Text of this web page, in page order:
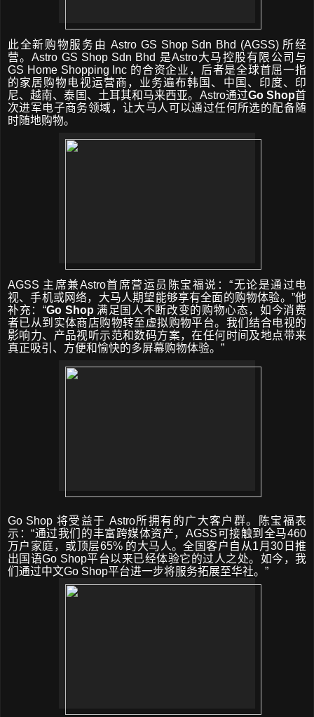
此全新购物服务由 Astro GS Shop Sdn Bhd (AGSS) 所经
营。Astro GS Shop Sdn Bhd 是Astro大马控股有限公司与
GS Home Shopping Inc 的合资企业 ， 后者是全球首屈一指
的家居购物电视运营商 ， 业务遍布韩国、中国、印度、印
尼、越南、泰国、土耳其和马来西亚。 Astro通过Go Shop首
次进军电子商务领域，让大马人可以通过任何所选的配备随
时随地购物。
AGSS 主席兼Astro首席营运员 陈宝福说 ：“无论是通过电
视、手机或网络， 大马人期望能够享有全面的购物体验。 ”他
补充： “Go Shop 满足国人不断改变的购物心态，如今消费
者已从到实体商店购物转至虚拟购物平台。我们结合电视的
影响力、产品视听示范和数码方案，在任何时间及地点带来
真正吸引、方便和愉快的多屏幕购物体验。 ”
Go Shop 将受益于 Astro所拥有的广大客户群。 陈宝福表
示：“通过我们的丰富跨媒体资产，AGSS可接触到全马460
万户家庭，或顶层65% 的大马人。全国客户自从1 月30 日推
出国语Go Shop平台以来已经体验它的过人之处。如今，我
们通过中文Go Shop平台进一步将服务拓展至华社。 ”